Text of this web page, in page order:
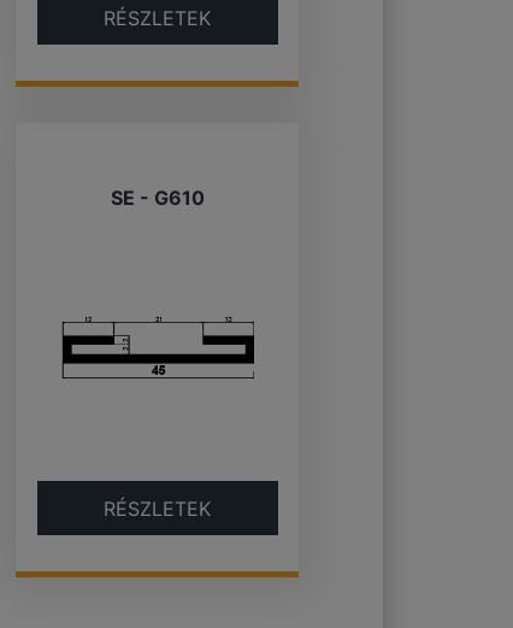
RÉSZLETEK
SE - G610
RÉSZLETEK